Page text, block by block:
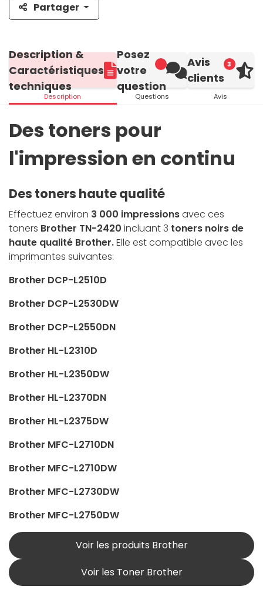
Partager
Description &
Caractéristiques
techniques
Description
Posez
votre
question
Questions
3
Avis
clients
Avis
Des toners pour
l'impression en continu
Des toners haute qualité
Effectuez environ 3 000 impressionsavec ces
toners Brother TN-2420 incluant 3 toners noirs de
haute qualité Brother.Elle est compatible avec les
imprimantes suivantes:
Brother DCP-L2510D
Brother DCP-L2530DW
Brother DCP-L2550DN
Brother HL-L2310D
Brother HL-L2350DW
Brother HL-L2370DN
Brother HL-L2375DW
Brother MFC-L2710DN
Brother MFC-L2710DW
Brother MFC-L2730DW
Brother MFC-L2750DW
Voir les produits Brother
Voir les Toner Brother